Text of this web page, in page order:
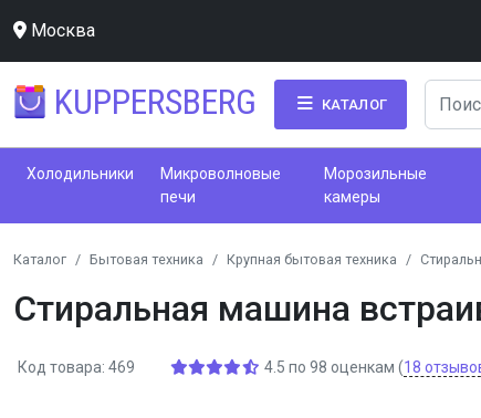
Москва
KUPPERSBERG КАТАЛОГ
Холодильники
Микроволновые
печи
Морозильные
камеры
Каталог Бытовая техника Крупная бытовая техника
Стиральная машина
Код товара: 469 4.5 по 98 оценкам (18